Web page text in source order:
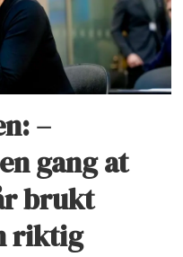
–
gang at
brukt
riktig